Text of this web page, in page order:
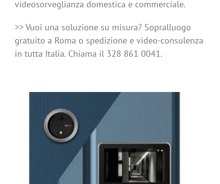
videosorveglianza domestica e commerciale.
>> Vuoi una soluzione su misura? Sopralluogo
gratuito a Roma o spedizione e video-consulenza
in tutta Italia. Chiama il 328 861 0041.